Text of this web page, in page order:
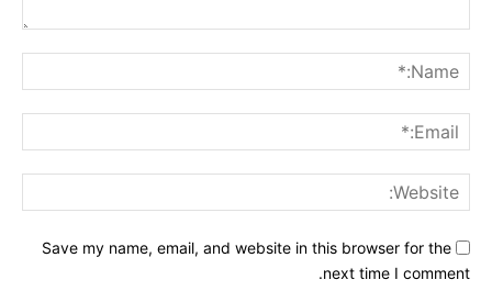
Save my name, email, and website in this browser for the
next time I comment.